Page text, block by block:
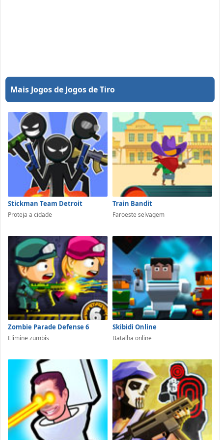
Mais Jogos de Jogos de Tiro
Stickman Team Detroit
Proteja a cidade
Train Bandit
Faroeste selvagem
Zombie Parade Defense 6
Elimine zumbis
Skibidi Online
Batalha online